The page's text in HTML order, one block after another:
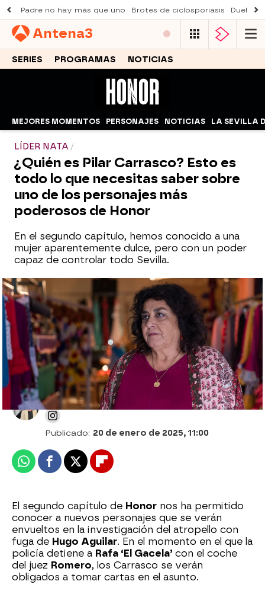
Padre no hay más que uno Brotes de ciclosporiasis Duelo
Antena3
SERIES PROGRAMAS NOTICIAS
MEJORES MOMENTOS PERSONAJES NOTICIAS LA SEVILLA
LÍDER NATA
¿Quién es Pilar Carrasco? Esto es
todo lo que necesitas saber sobre
uno de los personajes más
poderosos de Honor
En el segundo capítulo, hemos conocido a una
mujer aparentemente dulce, pero con un poder
capaz de controlar todo Sevilla.
Los Carrasco dejan a Rafa solo ante el
peligro: no lo ayudarán a salir de la cárcel
Patri Bea
Publicado: 20 de enero de 2025, 11:00
WhatsappFacebook
X Flipboard
El segundo capítulo de Honor nos ha permitido
conocer a nuevos personajes que se verán
envueltos en la investigación del atropello con
fuga de Hugo Aguilar. En el momento en el que la
policía detiene a Rafa ‘El Gacela’ con el coche
del juez Romero, los Carrasco se verán
obligados a tomar cartas en el asunto.